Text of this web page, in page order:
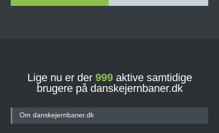
Lige nu er der 999aktive samtidige
brugere på danskejernbaner.dk
Om danskejernbaner.dk